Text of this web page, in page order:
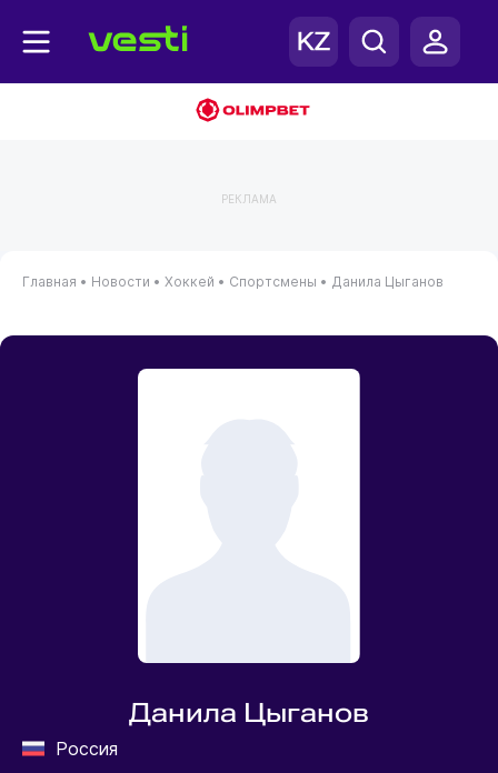
РЕКЛАМА
Главная • Новости • Хоккей • Спортсмены • Данила Цыганов
Данила Цыганов
Россия